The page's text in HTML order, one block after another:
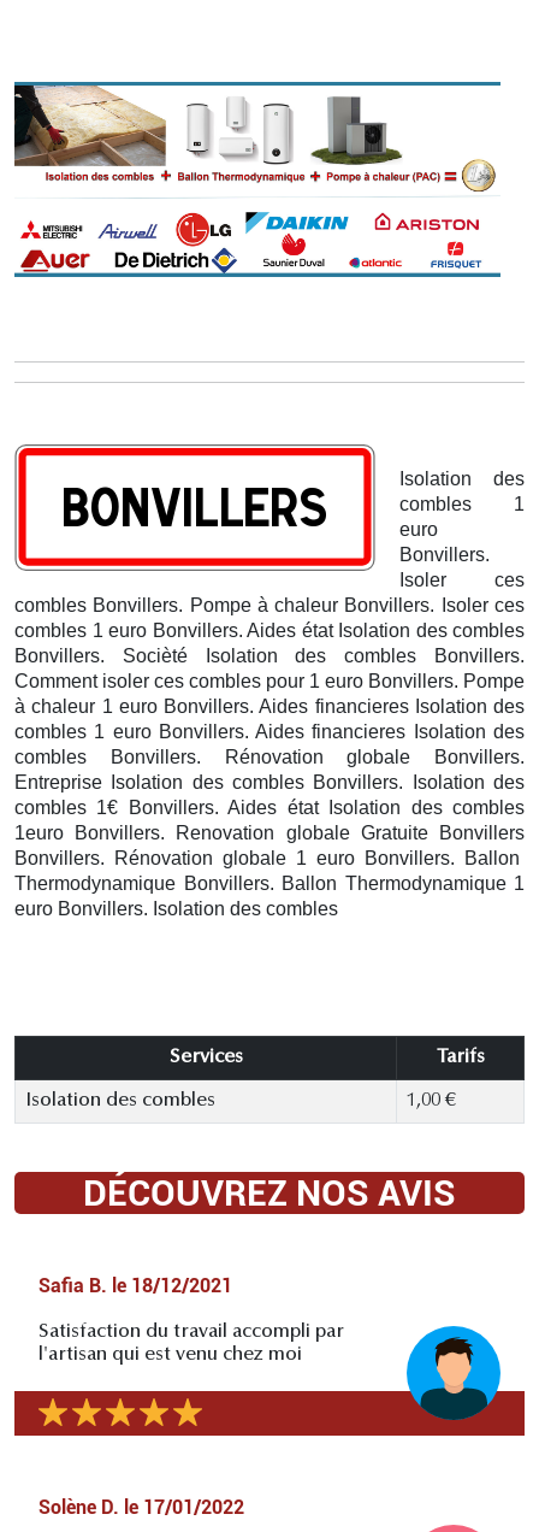
Isolation des
combles 1
euro
Bonvillers.
Isoler ces
combles Bonvillers. Pompe à chaleur Bonvillers. Isoler ces
combles 1 euro Bonvillers. Aides état Isolation des combles
Bonvillers. Socièté Isolation des combles Bonvillers.
Comment isoler ces combles pour 1 euro Bonvillers. Pompe
à chaleur 1 euro Bonvillers. Aides financieres Isolation des
combles 1 euro Bonvillers. Aides financieres Isolation des
combles Bonvillers. Rénovation globale Bonvillers.
Entreprise Isolation des combles Bonvillers. Isolation des
combles 1€ Bonvillers. Aides état Isolation des combles
1euro Bonvillers. Renovation globale Gratuite Bonvillers
Bonvillers. Rénovation globale 1 euro Bonvillers. Ballon
Thermodynamique Bonvillers. Ballon Thermodynamique 1
euro Bonvillers. Isolation des combles
Services Tarifs
Isolation des combles 1,00 €
DÉCOUVREZ NOS AVIS
Safia B. le 18/12/2021
Satisfaction du travail accompli par
l'artisan qui est venu chez moi
Solène D. le 17/01/2022